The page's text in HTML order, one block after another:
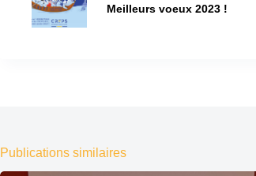
Meilleurs voeux 2023 !
Publications similaires